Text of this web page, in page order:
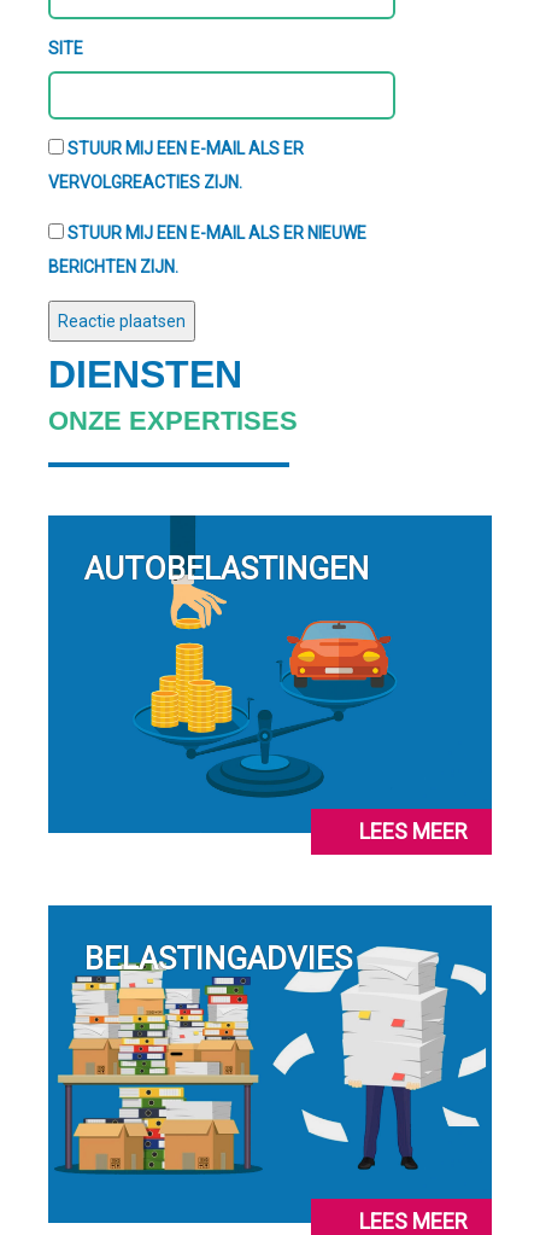
SITE
STUUR MIJ EEN E-MAIL ALS ER
VERVOLGREACTIES ZIJN.
STUUR MIJ EEN E-MAIL ALS ER NIEUWE
BERICHTEN ZIJN.
DIENSTEN
ONZE EXPERTISES
AUTOBELASTINGEN
LEES MEER
BELASTINGADVIES
LEES MEER